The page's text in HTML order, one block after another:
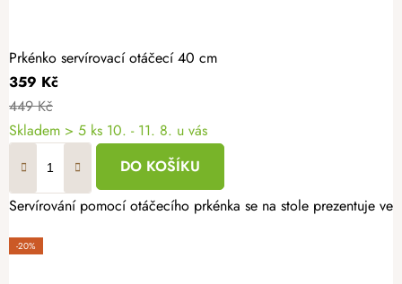
Prkénko servírovací otáčecí 40 cm
359 Kč
449 Kč
Skladem > 5 ks 10. - 11. 8. u vás
DO KOŠÍKU
Servírování pomocí otáčecího prkénka se na stole prezentuje
-20%